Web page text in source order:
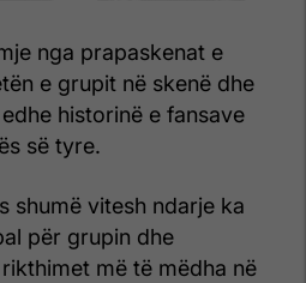
nga prapaskenat e
e grupit në skenë dhe
historinë e fansave
së tyre.
shumë vitesh ndarje ka
për grupin dhe
më të mëdha në